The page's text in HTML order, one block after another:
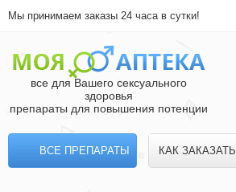
Мы принимаем заказы 24 часа в сутки!
все для Вашего сексуального
здоровья
препараты для повышения потенции
ВСЕ ПРЕПАРАТЫ КАК ЗАКАЗАТЬ